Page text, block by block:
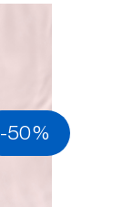
-50%